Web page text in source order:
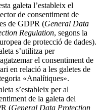
galeta l’estableix el
de consentiment de
de GDPR (General Data
Regulation, segons la
de protecció de dades).
s’utilitza per
el consentiment de
en relació a les galetes de
«Analítiques».
s’estableix per al
de la galeta del
(General Data Protection